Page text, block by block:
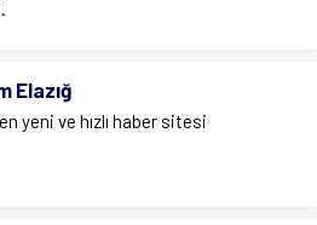
Elazığ
en yeni ve hızlı haber sitesi